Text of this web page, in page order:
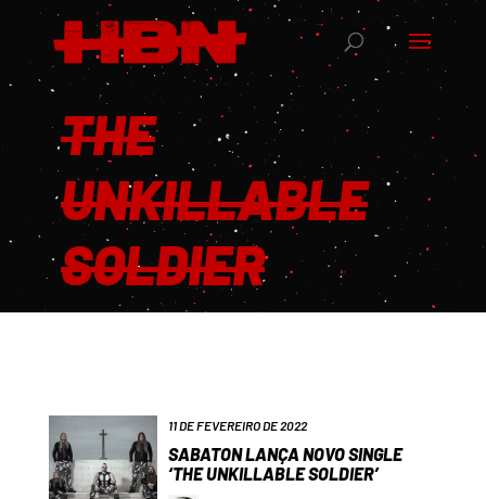
THE
UNKILLABLE
SOLDIER
11 DE FEVEREIRO DE 2022
SABATON LANÇA NOVO SINGLE
‘THE UNKILLABLE SOLDIER’